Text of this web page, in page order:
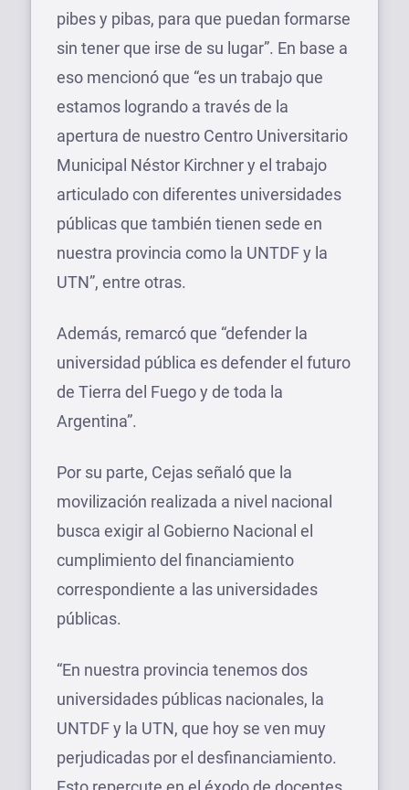
pibes y pibas, para que puedan formarse
sin tener que irse de su lugar”. En base a
eso mencionó que “es un trabajo que
estamos logrando a través de la
apertura de nuestro Centro Universitario
Municipal Néstor Kirchner y el trabajo
articulado con diferentes universidades
públicas que también tienen sede en
nuestra provincia como la UNTDF y la
UTN”, entre otras.
Además, remarcó que “defender la
universidad pública es defender el futuro
de Tierra del Fuego y de toda la
Argentina”.
Por su parte, Cejas señaló que la
movilización realizada a nivel nacional
busca exigir al Gobierno Nacional el
cumplimiento del financiamiento
correspondiente a las universidades
públicas.
“En nuestra provincia tenemos dos
universidades públicas nacionales, la
UNTDF y la UTN, que hoy se ven muy
perjudicadas por el desfinanciamiento.